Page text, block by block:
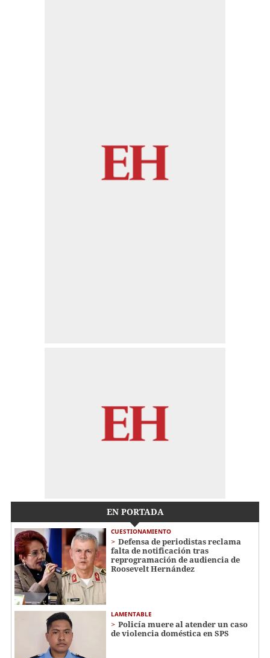
EN PORTADA
CUESTIONAMIENTO
Defensa de periodistas reclama
falta de notificación tras
reprogramación de audiencia de
Roosevelt Hernández
LAMENTABLE
Policía muere al atender un caso
de violencia doméstica en SPS